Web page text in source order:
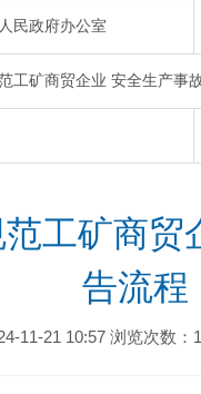
民政府办公室
工矿商贸企业 安全生产事
工矿商贸
告流程
11-21 10:57 浏览次数：